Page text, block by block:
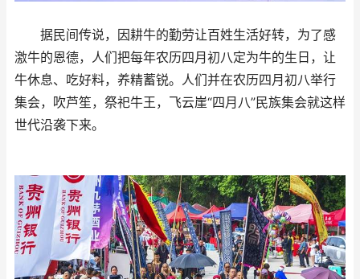
据民间传说，因耕牛的勤劳让百姓生活好转，为了感
激牛的恩德，人们把每年农历四月初八定为牛的生日，让
牛休息、吃好料，养精蓄锐。人们并在农历四月初八举行
集会，吹芦笙，祭祀牛王，飞云崖“四月八”民族集会就这样
世代沿袭下来。